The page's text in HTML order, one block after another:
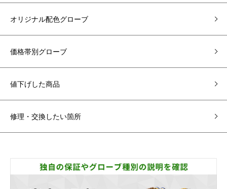
オリジナル配色グローブ
価格帯別グローブ
値下げした商品
修理・交換したい箇所